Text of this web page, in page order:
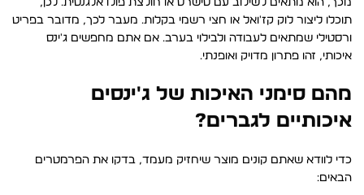
מכך, הוא מתאים לשילוב עם טישרט או חולצת פולו אלגנטית. לכן,
תוכלו ליצור לוק קז'ואל או חצי רשמי בקלות. מעבר לכך, מדובר בפריט
ורסטילי שמתאים לעבודה ולבילוי בערב. אם אתם מחפשים ג'ינס
איכותי, זהו פתרון מדויק ואופנתי.
מהם סימני האיכות של ג'ינסים
איכותיים לגברים?
כדי לוודא שאתם קונים מוצר שיחזיק מעמד, בדקו את הפרמטרים
הבאים: